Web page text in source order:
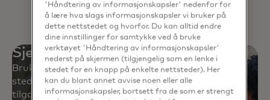
Sjelefred med global aksept
Bruk Mastercard trygt på omtrent 150 millioner
steder og på over 250 millioner digitale
tilgangspunkter.
'Håndtering av informasjonskapsler' nedenfor for
å lære hva slags informasjonskapsler vi bruker på
dette nettstedet og hvorfor. Du kan alltid endre
dine innstillinger for samtykke ved å bruke
verktøyet 'Håndtering av informasjonskapsler'
nederst på skjermen (tilgjengelig som en lenke i
stedet for en knapp på enkelte nettsteder). Her
kan du blant annet avvise noen eller alle
informasjonskapsler, bortsett fra de som er strengt